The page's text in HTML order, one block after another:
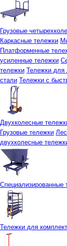
Грузовые
Каркасные тележки
Платформенные
усиленные тележки
тележки Тележки для
стали Тележки с
Двухколесные
Грузовые тележки
двухколесные
Специализированные
Тележки для